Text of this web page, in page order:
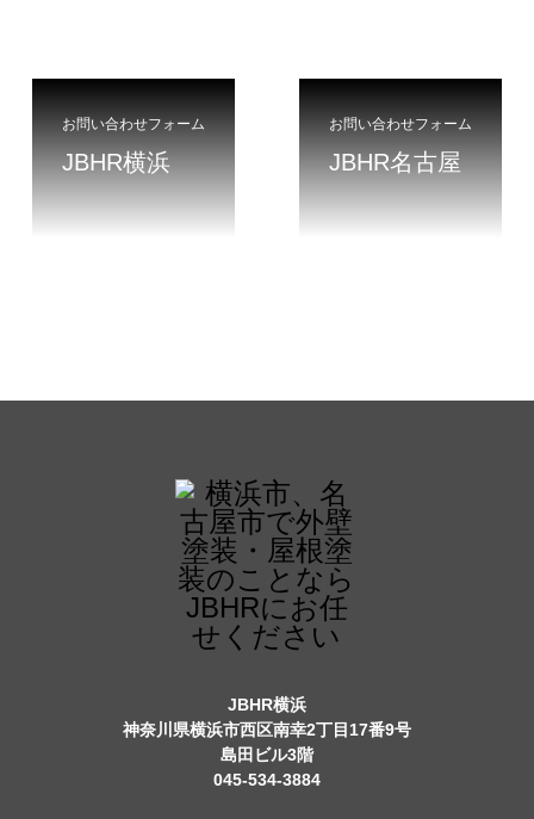
お問い合わせフォーム
JBHR横浜
お問い合わせフォーム
JBHR名古屋
JBHR横浜
神奈川県横浜市西区南幸2丁目17番9号
島田ビル3階
045-534-3884